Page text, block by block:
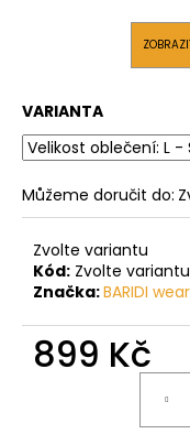
VARIANTA
Můžeme doručit do:
Zvolte variantu
Kód: Zvolte variantu
Značka:BARIDI wear
899 Kč